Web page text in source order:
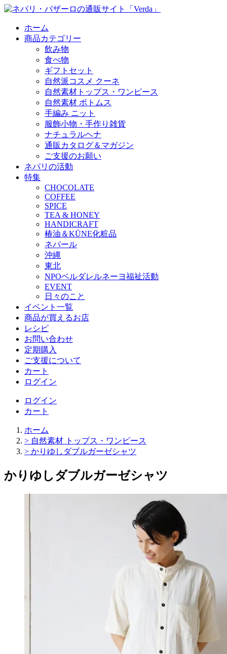
ホーム
商品カテゴリー
飲み物
食べ物
ギフトセット
自然派コスメ クーネ
自然素材トップス・ワンピース
自然素材 ボトムス
手編み ニット
服飾小物・手作り雑貨
ナチュラルヘナ
通販カタログ＆マガジン
ご支援のお願い
ネパリの活動
特集
CHOCOLATE
COFFEE
SPICE
TEA & HONEY
HANDICRAFT
椿油＆KŪNE化粧品
ネパール
沖縄
東北
NPOベルダレルネーヨ福祉活動
EVENT
日々のこと
イベント一覧
商品が買えるお店
レシピ
お問い合わせ
定期購入
ご支援について
カート
ログイン
ログイン
カート
ホーム
> 自然素材 トップス・ワンピース
> かりゆしダブルガーゼシャツ
かりゆしダブルガーゼシャツ